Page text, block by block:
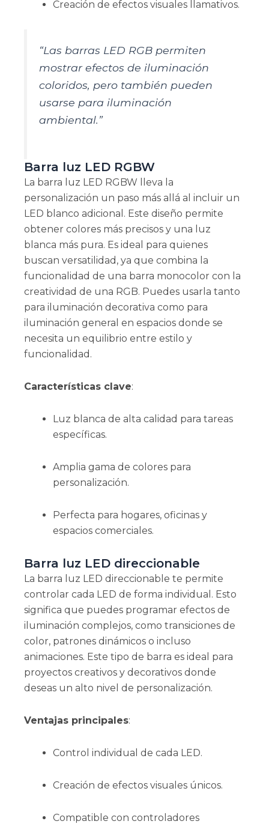
Creación de efectos visuales llamativos.
“Las barras LED RGB permiten
mostrar efectos de iluminación
coloridos, pero también pueden
usarse para iluminación
ambiental.”
Barra luz LED RGBW
La barra luz LED RGBW lleva la
personalización un paso más allá al incluir un
LED blanco adicional. Este diseño permite
obtener colores más precisos y una luz
blanca más pura. Es ideal para quienes
buscan versatilidad, ya que combina la
funcionalidad de una barra monocolor con la
creatividad de una RGB. Puedes usarla tanto
para iluminación decorativa como para
iluminación general en espacios donde se
necesita un equilibrio entre estilo y
funcionalidad.
Características clave:
Luz blanca de alta calidad para tareas
específicas.
Amplia gama de colores para
personalización.
Perfecta para hogares, oficinas y
espacios comerciales.
Barra luz LED direccionable
La barra luz LED direccionable te permite
controlar cada LED de forma individual. Esto
significa que puedes programar efectos de
iluminación complejos, como transiciones de
color, patrones dinámicos o incluso
animaciones. Este tipo de barra es ideal para
proyectos creativos y decorativos donde
deseas un alto nivel de personalización.
Ventajas principales:
Control individual de cada LED.
Creación de efectos visuales únicos.
Compatible con controladores